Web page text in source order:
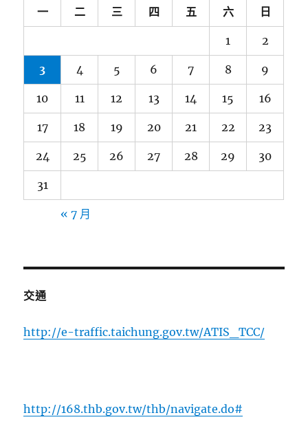
一 二 三 四 五 六 日
1 2
3 4 5 6 7 8 9
10 11 12 13 14 15 16
17 18 19 20 21 22 23
24 25 26 27 28 29 30
31
« 7 月
交通
http://e-traffic.taichung.gov.tw/ATIS_TCC/
http://168.thb.gov.tw/thb/navigate.do#